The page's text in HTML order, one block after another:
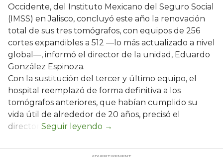
Occidente, del Instituto Mexicano del Seguro Social
(IMSS) en Jalisco, concluyó este año la renovación
total de sus tres tomógrafos, con equipos de 256
cortes expandibles a 512 —lo más actualizado a nivel
global—, informó el director de la unidad, Eduardo
González Espinoza.
Con la sustitución del tercer y último equipo, el
hospital reemplazó de forma definitiva a los
tomógrafos anteriores, que habían cumplido su
vida útil de alrededor de 20 años, precisó el
director.